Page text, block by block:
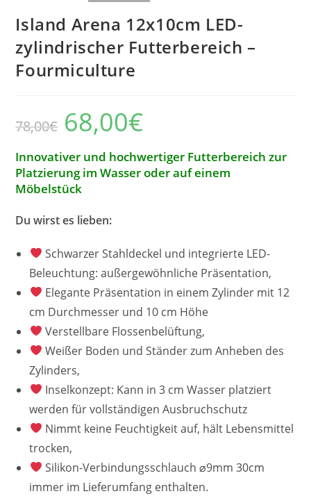
Island Arena 12x10cm LED-
zylindrischer Futterbereich –
Fourmiculture
78,00€
Der
ursprüngliche
Preis
78,00
€.
68,00€
68,00
€.
Innovativer und hochwertiger Futterbereich zur
Platzierung im Wasser oder auf einem
Möbelstück
Du wirst es lieben:
Schwarzer Stahldeckel und integrierte LED-
Beleuchtung: außergewöhnliche Präsentation,
Elegante Präsentation in einem Zylinder mit 12
cm Durchmesser und 10 cm Höhe
Verstellbare Flossenbelüftung,
Weißer Boden und Ständer zum Anheben des
Zylinders,
Inselkonzept: Kann in 3 cm Wasser platziert
werden für vollständigen Ausbruchschutz
Nimmt keine Feuchtigkeit auf, hält Lebensmittel
trocken,
Silikon-Verbindungsschlauch ⌀9mm 30cm
immer im Lieferumfang enthalten.